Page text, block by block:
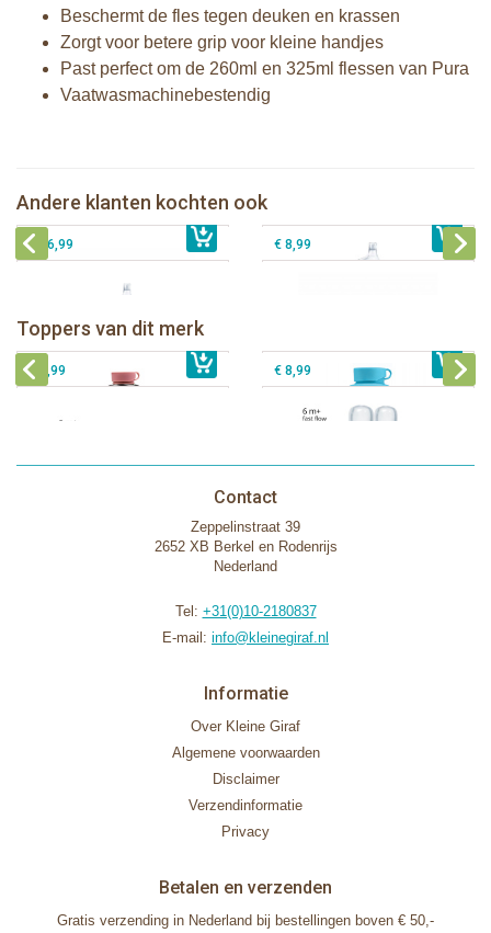
Beschermt de fles tegen deuken en krassen
Zorgt voor betere grip voor kleine handjes
Past perfect om de 260ml en 325ml flessen van Pura
Vaatwasmachinebestendig
Andere klanten kochten ook
€ 8,99
Pura tuitfles 325 ml + rose sleeve
€ 26,99 € 8,99
Toppers van dit merk
Pura thermos sportfles 475 ml +
unicorn sleeve
€ 40,99Pura silicone tuit 2 stuks
€ 9,99 € 8,99
Contact
Zeppelinstraat 39
2652 XB Berkel en Rodenrijs
Nederland
Tel: +31(0)10-2180837
E-mail: info@kleinegiraf.nl
Informatie
Over Kleine Giraf
Algemene voorwaarden
Disclaimer
Verzendinformatie
Privacy
Betalen en verzenden
Gratis verzending in Nederland bij bestellingen boven € 50,-